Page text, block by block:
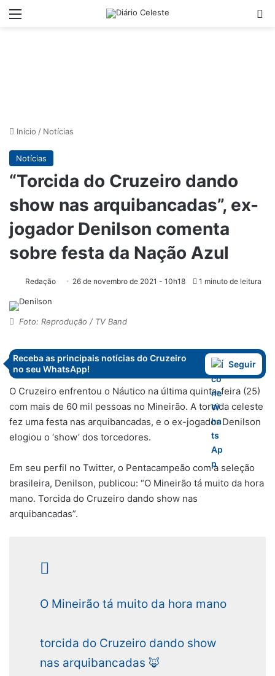
Menu
Início / Notícias
Notícias
“Torcida do Cruzeiro dando
show nas arquibancadas”, ex-
jogador Denilson comenta
sobre festa da Nação Azul
Redação 26 de novembro de 2021 - 10h18 1 minuto de leitura
Foto: Reprodução / TV Band
Receba as principais notícias do Cruzeiro
no seu WhatsApp!
Seguir
O Cruzeiro enfrentou o Náutico na última quinta-feira (25)
com mais de 60 mil pessoas no Mineirão. A torcida celeste
fez uma festa nas arquibancadas, e o ex-jogador Denilson
elogiou o ‘show’ dos torcedores.
Em seu perfil no Twitter, o Pentacampeão com a seleção
brasileira, Denilson, publicou: “O Mineirão tá muito da hora
mano. Torcida do Cruzeiro dando show nas
arquibancadas”.
O Mineirão tá muito da hora mano
torcida do Cruzeiro dando show
nas arquibancadas 🦊